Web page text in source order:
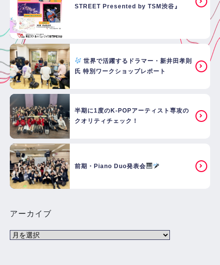
STREET Presented by TSM渋谷』
世界で活躍するドラマー・新井田孝則
氏 特別ワークショップレポート
半期に1度のK-POPアーティスト専攻の
クオリティチェック！
前期・Piano Duo発表会
アーカイブ